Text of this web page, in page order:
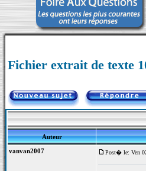
Fichier extrait de texte
Auteur
vanvan2007
Post� le: Ven